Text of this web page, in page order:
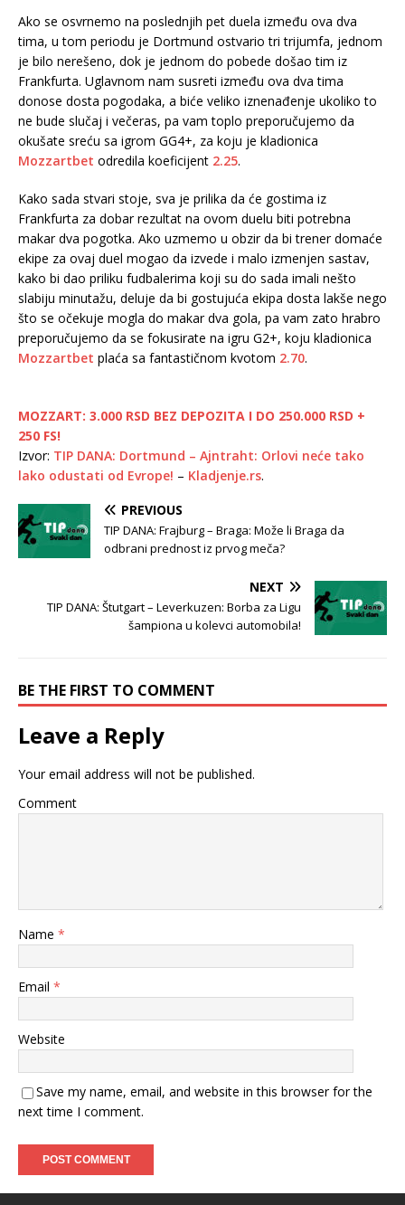
Ako se osvrnemo na poslednjih pet duela između ova dva
tima, u tom periodu je Dortmund ostvario tri trijumfa, jednom
je bilo nerešeno, dok je jednom do pobede došao tim iz
Frankfurta. Uglavnom nam susreti između ova dva tima
donose dosta pogodaka, a biće veliko iznenađenje ukoliko to
ne bude slučaj i večeras, pa vam toplo preporučujemo da
okušate sreću sa igrom GG4+, za koju je kladionica
Mozzartbet odredila koeficijent 2.25.
Kako sada stvari stoje, sva je prilika da će gostima iz
Frankfurta za dobar rezultat na ovom duelu biti potrebna
makar dva pogotka. Ako uzmemo u obzir da bi trener domaće
ekipe za ovaj duel mogao da izvede i malo izmenjen sastav,
kako bi dao priliku fudbalerima koji su do sada imali nešto
slabiju minutažu, deluje da bi gostujuća ekipa dosta lakše nego
što se očekuje mogla do makar dva gola, pa vam zato hrabro
preporučujemo da se fokusirate na igru G2+, koju kladionica
Mozzartbet plaća sa fantastičnom kvotom 2.70.
MOZZART: 3.000 RSD BEZ DEPOZITA I DO 250.000 RSD +
250 FS!
Izvor: TIP DANA: Dortmund – Ajntraht: Orlovi neće tako
lako odustati od Evrope! – Kladjenje.rs.
PREVIOUS
TIP DANA: Frajburg – Braga: Može li Braga da
odbrani prednost iz prvog meča?
NEXT
TIP DANA: Štutgart – Leverkuzen: Borba za Ligu
šampiona u kolevci automobila!
BE THE FIRST TO COMMENT
Leave a Reply
Your email address will not be published.
Comment
Name *
Email *
Website
Save my name, email, and website in this browser for the
next time I comment.